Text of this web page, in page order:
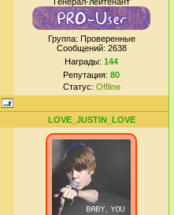
Группа: Проверенные
Сообщений: 2638
Награды: 144
Репутация: 80
Статус: Offline
LOVE_JUSTIN_LOVE